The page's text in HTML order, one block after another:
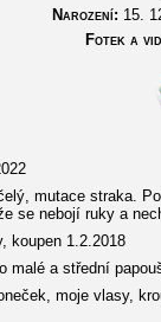
Narození: 15.
Fotek a
mutace straka.
se nebojí ruky a
koupen 1.2.2018
malé a střední
moje vlasy,